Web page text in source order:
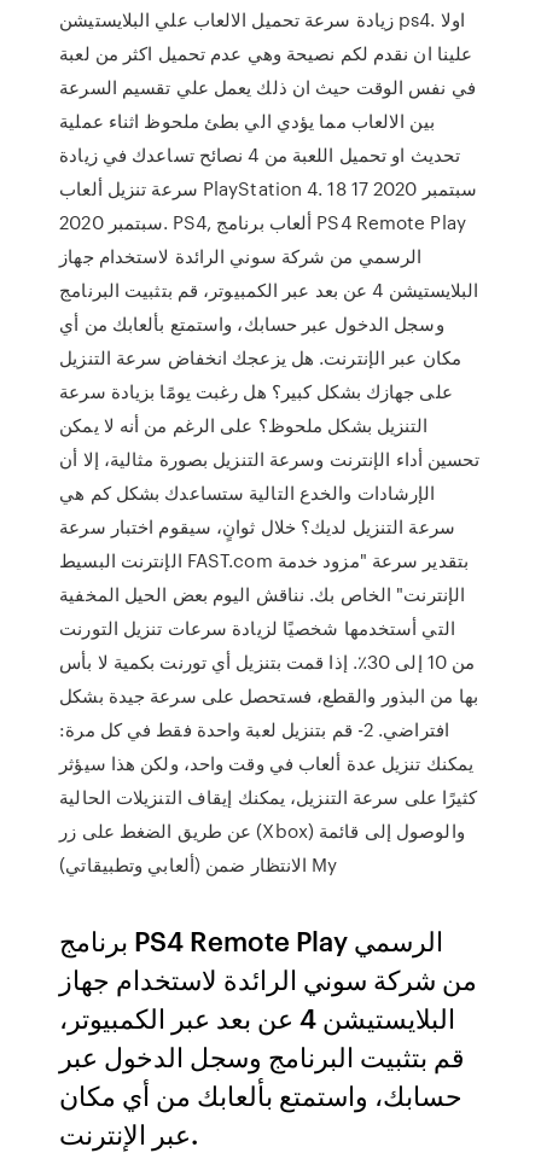
زيادة سرعة تحميل الالعاب علي البلايستيشن ps4. اولا
علينا ان نقدم لكم نصيحة وهي عدم تحميل اكثر من لعبة
في نفس الوقت حيث ان ذلك يعمل علي تقسيم السرعة
بين الالعاب مما يؤدي الي بطئ ملحوظ اثناء عملية
تحديث او تحميل اللعبة من 4 نصائح تساعدك في زيادة
سرعة تنزيل ألعاب PlayStation 4. 18 سبتمبر 2020 17
سبتمبر 2020. PS4, ألعاب برنامج PS4 Remote Play
الرسمي من شركة سوني الرائدة لاستخدام جهاز
البلايستيشن 4 عن بعد عبر الكمبيوتر، قم بتثبيت البرنامج
وسجل الدخول عبر حسابك، واستمتع بألعابك من أي
مكان عبر الإنترنت. هل يزعجك انخفاض سرعة التنزيل
على جهازك بشكل كبير؟ هل رغبت يومًا بزيادة سرعة
التنزيل بشكل ملحوظ؟ على الرغم من أنه لا يمكن
تحسين أداء الإنترنت وسرعة التنزيل بصورة مثالية، إلا أن
الإرشادات والخدع التالية ستساعدك بشكل كم هي
سرعة التنزيل لديك؟ خلال ثوانٍ، سيقوم اختبار سرعة
الإنترنت البسيط FAST.com بتقدير سرعة "مزود خدمة
الإنترنت" الخاص بك. نناقش اليوم بعض الحيل المخفية
التي أستخدمها شخصيًا لزيادة سرعات تنزيل التورنت
من 10 إلى 30٪. إذا قمت بتنزيل أي تورنت بكمية لا بأس
بها من البذور والقطع، فستحصل على سرعة جيدة بشكل
افتراضي. 2- قم بتنزيل لعبة واحدة فقط في كل مرة:
يمكنك تنزيل عدة ألعاب في وقت واحد، ولكن هذا سيؤثر
كثيرًا على سرعة التنزيل، يمكنك إيقاف التنزيلات الحالية
عن طريق الضغط على زر (Xbox) والوصول إلى قائمة
الانتظار ضمن (ألعابي وتطبيقاتي) My
برنامج PS4 Remote Play الرسمي
من شركة سوني الرائدة لاستخدام جهاز
البلايستيشن 4 عن بعد عبر الكمبيوتر،
قم بتثبيت البرنامج وسجل الدخول عبر
حسابك، واستمتع بألعابك من أي مكان
عبر الإنترنت.